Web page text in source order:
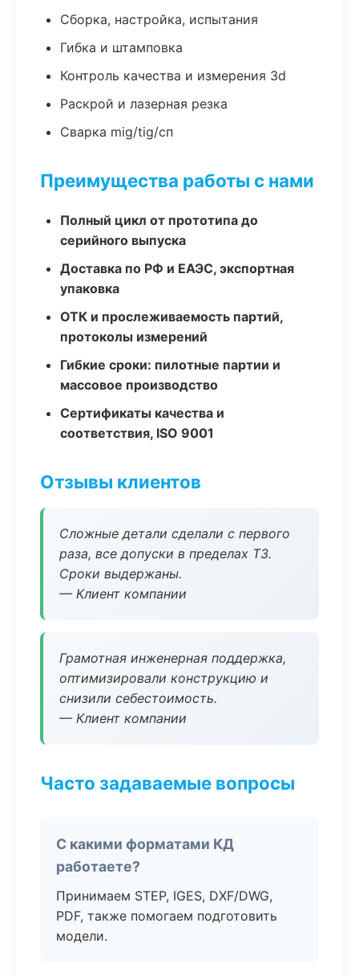
Сборка, настройка, испытания
Гибка и штамповка
Контроль качества и измерения 3d
Раскрой и лазерная резка
Сварка mig/tig/сп
Преимущества работы с нами
Полный цикл от прототипа до
серийного выпуска
Доставка по РФ и ЕАЭС, экспортная
упаковка
ОТК и прослеживаемость партий,
протоколы измерений
Гибкие сроки: пилотные партии и
массовое производство
Сертификаты качества и
соответствия, ISO 9001
Отзывы клиентов
Сложные детали сделали с первого
раза, все допуски в пределах ТЗ.
Сроки выдержаны.
— Клиент компании
Грамотная инженерная поддержка,
оптимизировали конструкцию и
снизили себестоимость.
— Клиент компании
Часто задаваемые вопросы
С какими форматами КД
работаете?
Принимаем STEP, IGES, DXF/DWG,
PDF, также помогаем подготовить
модели.